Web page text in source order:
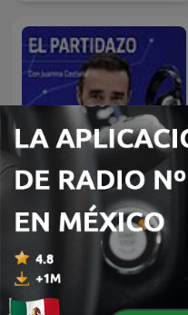
El Partidazo de COPE